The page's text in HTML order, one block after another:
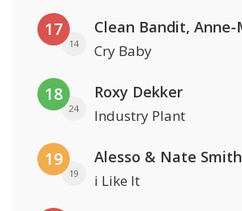
17
14 Cry Baby
18
24
Roxy Dekker
Industry Plant
19
19
Alesso & Nate Smith
i Like It